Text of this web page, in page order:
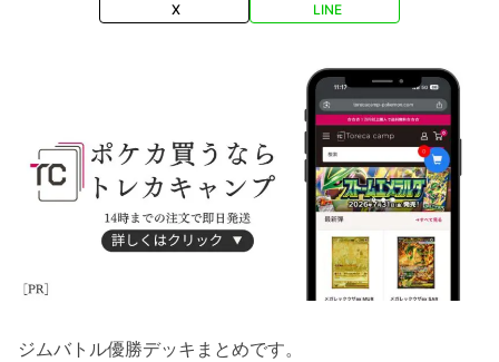
X LINE
ジムバトル優勝デッキまとめです。